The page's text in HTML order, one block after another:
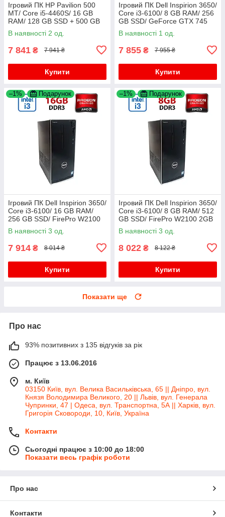
Ігровий ПК HP Pavilion 500
MT/ Core i5-4460S/ 16 GB
RAM/ 128 GB SSD + 500 GB
HDD/ Radeon R7 240 2GB
В наявності 2 од.
7 841 ₴ 7 941 ₴
Купити
Ігровий ПК Dell Inspirion 3650/
Core i3-6100/ 8 GB RAM/ 256
GB SSD/ GeForce GTX 745
2GB
В наявності 1 од.
7 855 ₴ 7 955 ₴
Купити
–1% Подарунок
Ігровий ПК Dell Inspirion 3650/
Core i3-6100/ 16 GB RAM/
256 GB SSD/ FirePro W2100
2GB
В наявності 3 од.
7 914 ₴ 8 014 ₴
Купити
–1% Подарунок
Ігровий ПК Dell Inspirion 3650/
Core i3-6100/ 8 GB RAM/ 512
GB SSD/ FirePro W2100 2GB
В наявності 3 од.
8 022 ₴ 8 122 ₴
Купити
Показати ще
Про нас
93% позитивних з 135 відгуків за рік
Працює з 13.06.2016
м. Київ
03150 Київ, вул. Велика Васильківська, 65 || Дніпро, вул.
Князя Володимира Великого, 20 || Львів, вул. Генерала
Чупринки, 47 | Одеса, вул. Транспортна, 5А || Харків, вул.
Григорія Сковороди, 10, Київ, Україна
Контакти
Сьогодні працює з 10:00 до 18:00
Показати весь графік роботи
Про нас
Контакти